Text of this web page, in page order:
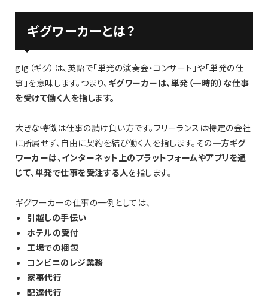
ギグワーカーとは？
gig（ギグ）は、英語で「単発の演奏会・コンサート」や「単発の仕
事」を意味します。つまり、 ギグワーカーは、単発（一時的）な仕事
を受けて働く人を指します。
大きな特徴は仕事の請け負い方です。フリーランスは特定の会社
に所属せず、自由に契約を結び働く人を指します。その一方ギグ
ワーカーは、インターネット上のプラットフォームやアプリを通
じて、単発で仕事を受注する人を指します。
ギグワーカーの仕事の一例としては、
引越しの手伝い
ホテルの受付
工場での梱包
コンビニのレジ業務
家事代行
配達代行